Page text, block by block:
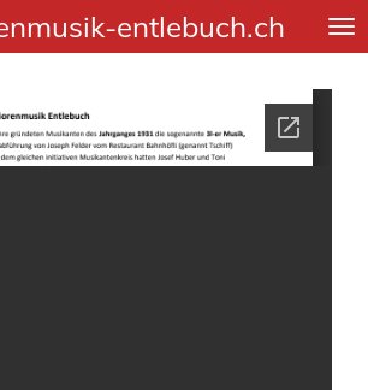
entlebuch.ch